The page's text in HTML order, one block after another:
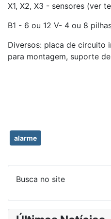
X1, X2, X3 - sensores (ver
B1 - 6 ou 12 V- 4 ou 8
Diversos: placa de circuito
para montagem, suporte
alarme
Busca no site